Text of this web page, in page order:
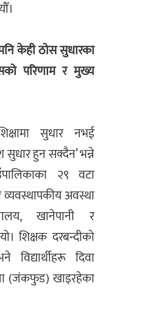
केही ठोस सुधारका
परिणाम र मुख्य
सुधार नभई
सुधार हुन सक्दैन’ भन्ने
२९ वटा
अवस्था
खानेपानी र
शिक्षक दरबन्दीको
दिवा
(जंकफुड) खाइरहेका